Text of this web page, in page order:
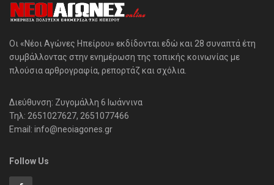
Οι «Νέοι Αγώνες Ηπείρου» εκδίδονται εδώ και 28 συναπτά έτη
συμβάλλοντας στην ενημέρωση της τοπικής κοινωνίας με
πλούσια αρθρογραφία, ρεπορτάζ και σχόλια.
Διεύθυνση: Ζυγομάλλη 6 Ιωάννινα
Τηλ: 2651027627, 2651077466
Email: info@neoiagones.gr
Follow Us